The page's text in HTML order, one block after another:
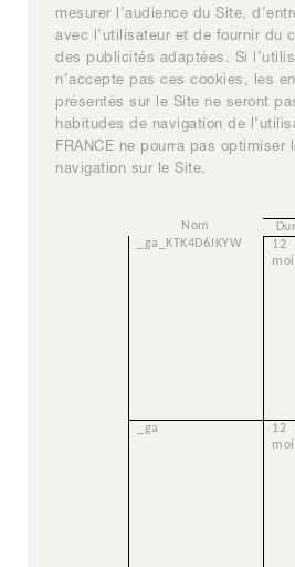
mesurer l’audience du Site,
avec l’utilisateur et de fournir du
des publicités adaptées. Si
n’accepte pas ces cookies, les
présentés sur le Site ne seront
habitudes de navigation de
FRANCE ne pourra pas optimiser
navigation sur le Site.
Nom
_ga_KTK4D6JKYW
12
_ga
12